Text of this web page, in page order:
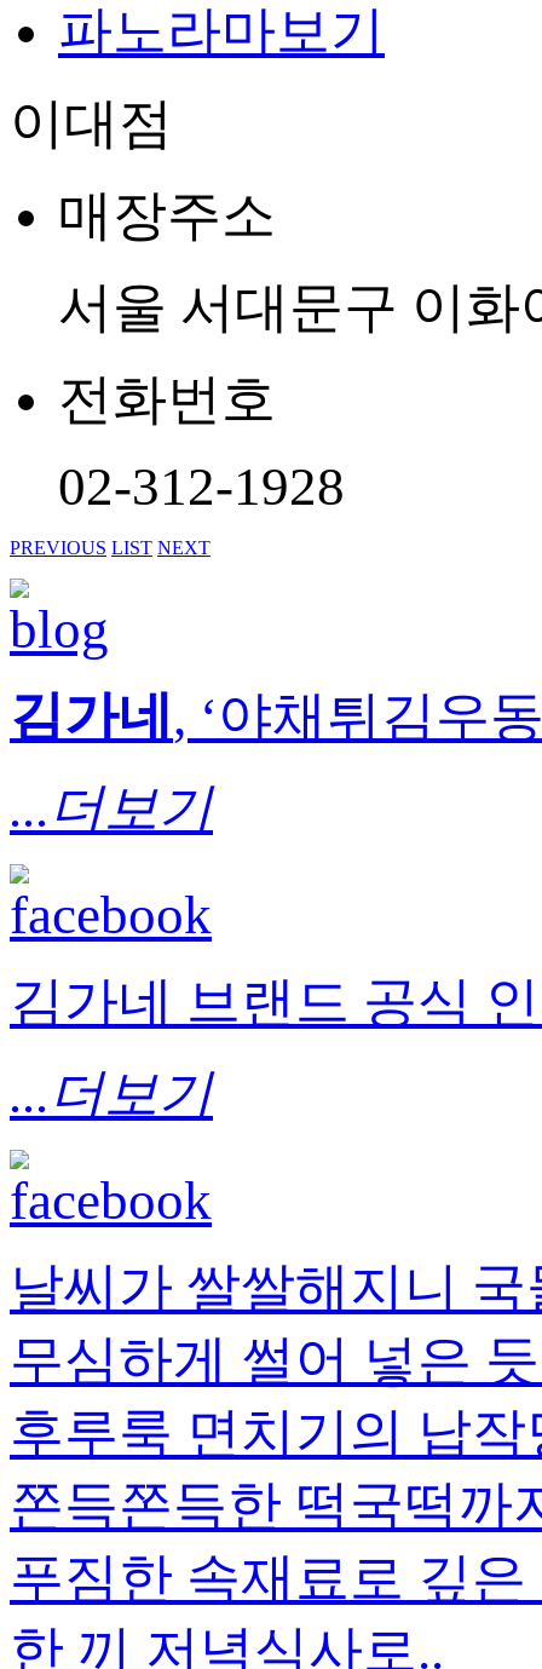
파노라마보기
이대점
매장주소
서울 서대문구 이화
전화번호
02-312-1928
PREVIOUS LIST NEXT
김가네 , ‘야채튀김우
...더보기
김가네 브랜드 공식
...더보기
날씨가 쌀쌀해지니
무심하게 썰어 넣은
후루룩 면치기의 납
쫀득쫀득한 떡국떡까
푸짐한 속재료로 깊
한 끼 저녁식사로..